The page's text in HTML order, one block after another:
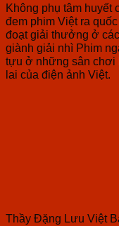
Không phụ tâm huyết
đem phim Việt ra
đoạt giải thưởng ở
giành giải nhì Phim
tựu ở những sân chơi
lai của điện ảnh Việt.
Thầy Đặng Lưu Việt